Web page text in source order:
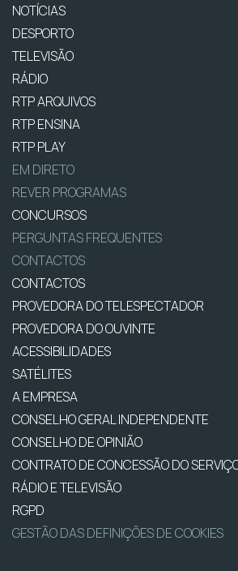
NOTÍCIAS
DESPORTO
TELEVISÃO
RÁDIO
RTP ARQUIVOS
RTP ENSINA
RTP PLAY
EM DIRETO
REVER PROGRAMAS
CONCURSOS
PERGUNTAS FREQUENTES
CONTACTOS
CONTACTOS
PROVEDORA DO TELESPECTADOR
PROVEDORA DO OUVINTE
ACESSIBILIDADES
SATÉLITES
A EMPRESA
CONSELHO GERAL INDEPENDENTE
CONSELHO DE OPINIÃO
CONTRATO DE CONCESSÃO DO
RÁDIO E TELEVISÃO
RGPD
GESTÃO DAS DEFINIÇÕES DE COOKIES